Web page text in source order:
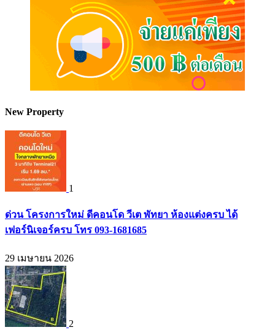
New Property
1
ด่วน โครงการใหม่ ดีคอนโด วีเต พัทยา ห้องแต่งครบ ได้
เฟอร์นิเจอร์ครบ โทร 093-1681685
29 เมษายน 2026
2